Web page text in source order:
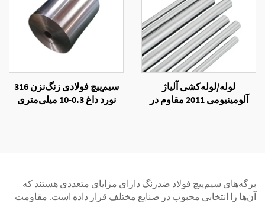
لوله/لوله‌کشی آلیاژ
آلومینیومی 2011 مقاوم در
سیم‌پیچ فولادی زنگ‌نزن 316
نورد داغ 0.3-10 میلی‌متری
برگه‌های سیم‌پیچ فولاد ضدزنگ دارای مزایای متعددی هستند که
آن‌ها را انتخابی محبوب در صنایع مختلف قرار داده است. مقاومت